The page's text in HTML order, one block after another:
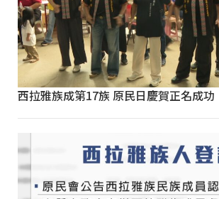
西拉雅族成第17族 原民日慶賀正名成功